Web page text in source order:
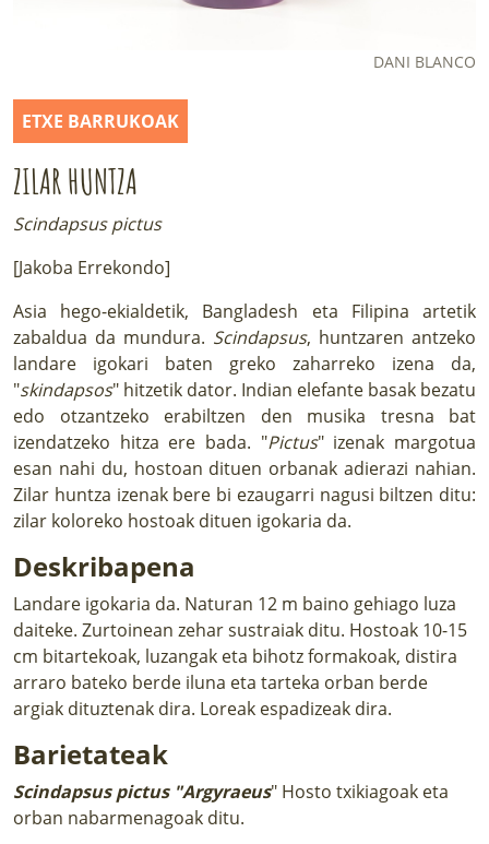
LURRAREN AGENDA
DANI BLANCO
ETXE BARRUKOAK
ZILAR HUNTZA
Scindapsus pictus
[Jakoba Errekondo]
Asia hego-ekialdetik, Bangladesh eta Filipina artetik
zabaldua da mundura. Scindapsus, huntzaren antzeko
landare igokari baten greko zaharreko izena da,
"skindapsos" hitzetik dator. Indian elefante basak bezatu
edo otzantzeko erabiltzen den musika tresna bat
izendatzeko hitza ere bada. "Pictus" izenak margotua
esan nahi du, hostoan dituen orbanak adierazi nahian.
Zilar huntza izenak bere bi ezaugarri nagusi biltzen ditu:
zilar koloreko hostoak dituen igokaria da.
Deskribapena
Landare igokaria da. Naturan 12 m baino gehiago luza
daiteke. Zurtoinean zehar sustraiak ditu. Hostoak 10-15
cm bitartekoak, luzangak eta bihotz formakoak, distira
arraro bateko berde iluna eta tarteka orban berde
argiak dituztenak dira. Loreak espadizeak dira.
Barietateak
Scindapsus pictus "Argyraeus" Hosto txikiagoak eta
orban nabarmenagoak ditu.